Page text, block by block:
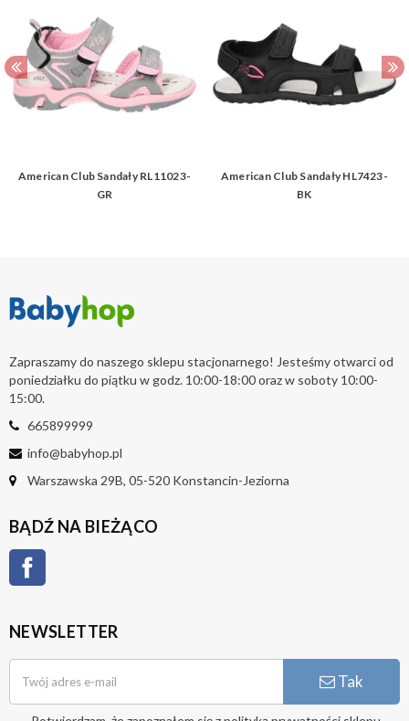
American Club Sandały RL11023-
GR
American Club Sandały HL7423-
BK
Zapraszamy do naszego sklepu stacjonarnego! Jesteśmy otwarci od
poniedziałku do piątku w godz. 10:00-18:00 oraz w soboty 10:00-
15:00.
665899999
info@babyhop.pl
Warszawska 29B, 05-520 Konstancin-Jeziorna
BĄDŹ NA BIEŻĄCO
NEWSLETTER
Tak